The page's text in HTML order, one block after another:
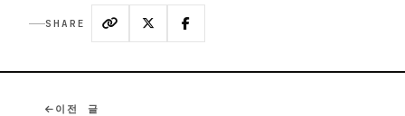
SHARE
이전 글